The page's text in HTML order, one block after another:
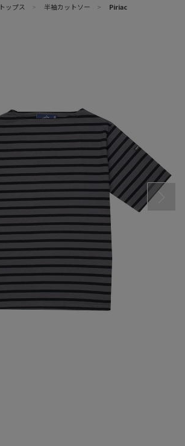
トップス > 半袖カットソー > Piriac